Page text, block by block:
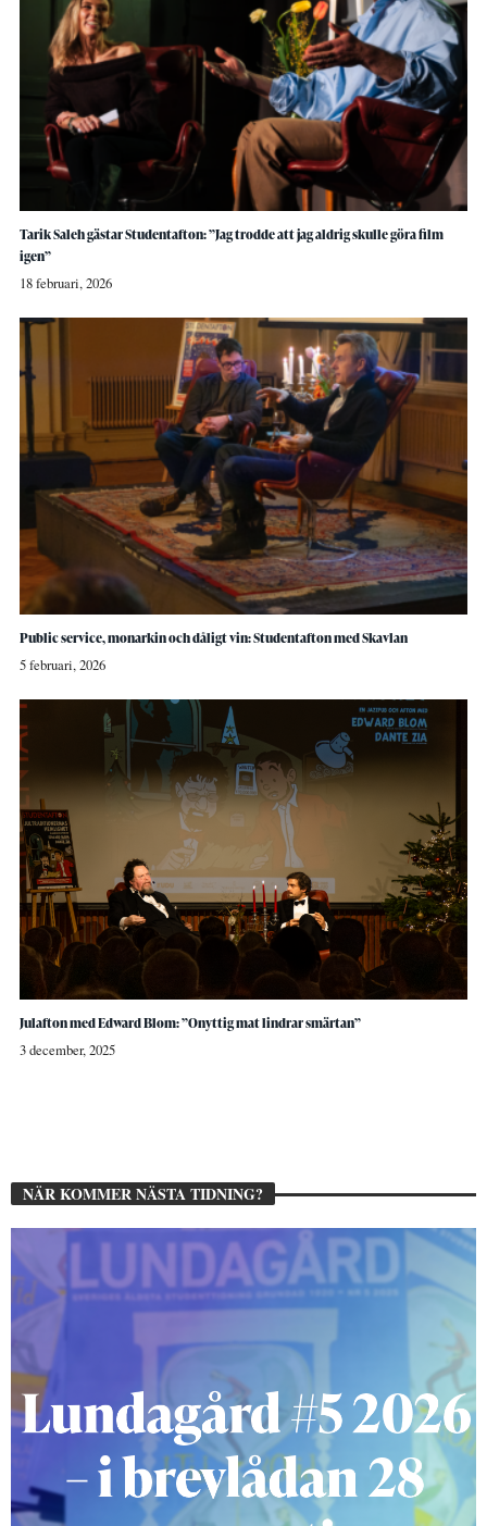
Tarik Saleh gästar Studentafton: ”Jag trodde att jag aldrig skulle göra film
igen”
18 februari, 2026
Public service, monarkin och dåligt vin: Studentafton med Skavlan
5 februari, 2026
Julafton med Edward Blom: ”Onyttig mat lindrar smärtan”
3 december, 2025
NÄR KOMMER NÄSTA TIDNING?